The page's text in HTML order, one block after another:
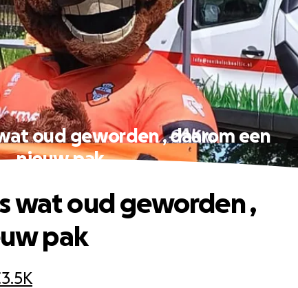
oud geworden , daarom een
nieuw pak
wat oud geworden ,
pak